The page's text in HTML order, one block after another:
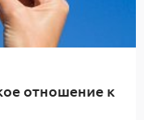
отношение к